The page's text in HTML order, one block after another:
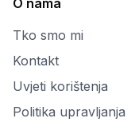
O nama
Tko smo mi
Kontakt
Uvjeti korištenja
Politika upravljanja